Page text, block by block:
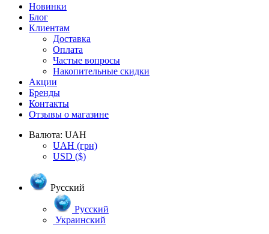
Новинки
Блог
Клиентам
Доставка
Оплата
Частые вопросы
Накопительные скидки
Акции
Бренды
Контакты
Отзывы о магазине
Валюта: UAH
UAH (грн)
USD ($)
Русский
Русский
Украинский